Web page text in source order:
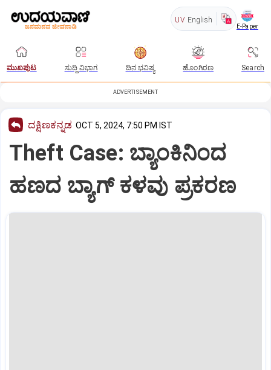
UV English
E-Paper
ಮುಖಪುಟ ಸುದ್ದಿ ವಿಭಾಗ ದಿನ ಭವಿಷ್ಯ ಹೊಂಗಿರಣ Search
ADVERTISEMENT
ದಕ್ಷಿಣಕನ್ನಡ OCT 5, 2024, 7:50 PM IST
Theft Case: ಬ್ಯಾಂಕಿನಿಂದ
ಹಣದ ಬ್ಯಾಗ್‌ ಕಳವು ಪ್ರಕರಣ